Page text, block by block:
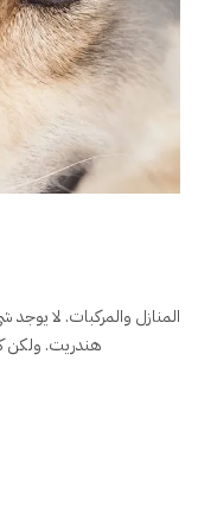
المنازل والمركبات. لا
هندريت. ولكن